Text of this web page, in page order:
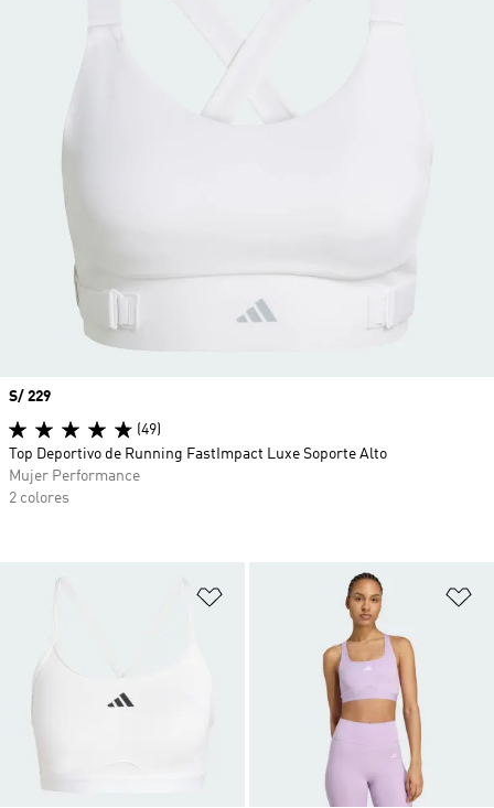
Añadir a la lista de deseos
Precio
S/ 229
(49)
Top Deportivo de Running FastImpact Luxe Soporte Alto
Mujer Performance
2 colores